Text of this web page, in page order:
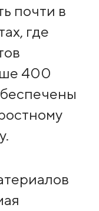
почти в
где
400